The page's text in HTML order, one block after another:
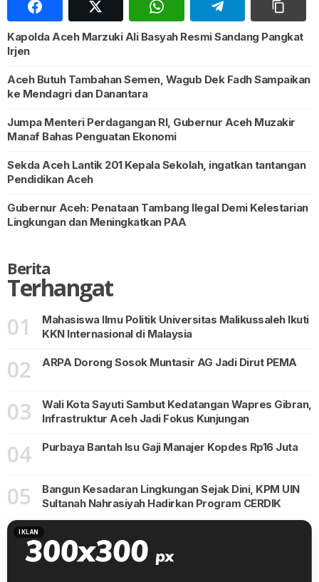
Kapolda Aceh Marzuki Ali Basyah Resmi Sandang Pangkat
Irjen
Aceh Butuh Tambahan Semen, Wagub Dek Fadh Sampaikan
ke Mendagri dan Danantara
Jumpa Menteri Perdagangan RI, Gubernur Aceh Muzakir
Manaf Bahas Penguatan Ekonomi
Sekda Aceh Lantik 201 Kepala Sekolah, ingatkan tantangan
Pendidikan Aceh
Gubernur Aceh: Penataan Tambang Ilegal Demi Kelestarian
Lingkungan dan Meningkatkan PAA
Berita
Terhangat
01
Mahasiswa Ilmu Politik Universitas Malikussaleh Ikuti
KKN Internasional di Malaysia
02 ARPA Dorong Sosok Muntasir AG Jadi Dirut PEMA
03
Wali Kota Sayuti Sambut Kedatangan Wapres Gibran,
Infrastruktur Aceh Jadi Fokus Kunjungan
04 Purbaya Bantah Isu Gaji Manajer Kopdes Rp16 Juta
05
Bangun Kesadaran Lingkungan Sejak Dini, KPM UIN
Sultanah Nahrasiyah Hadirkan Program CERDIK
IKLAN